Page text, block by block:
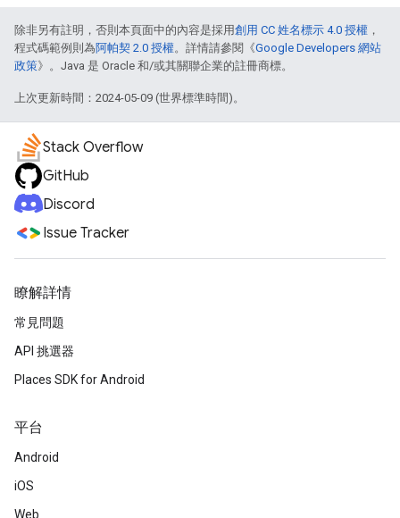
除非另有註明，否則本頁面中的內容是採用創用 CC 姓名標示 4.0 授權 ，
程式碼範例則為阿帕契 2.0 授權。詳情請參閱《Google Developers 網站
政策》。Java 是 Oracle 和/或其關聯企業的註冊商標。
上次更新時間：2024-05-09 (世界標準時間)。
Stack Overflow
GitHub
Discord
Issue Tracker
瞭解詳情
常見問題
API 挑選器
Places SDK for Android
平台
Android
iOS
Web